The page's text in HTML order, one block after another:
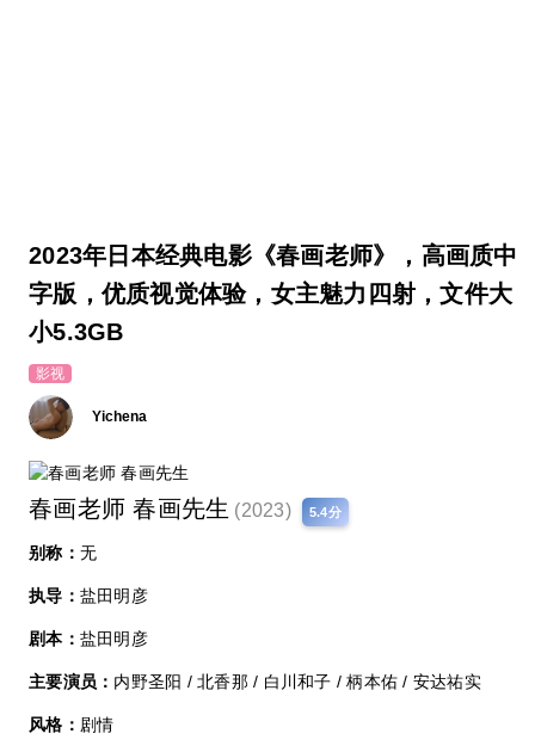
2023年日本经典电影《春画老师》，高画质中
字版，优质视觉体验，女主魅力四射，文件大
小5.3GB
影视
Yichena
春画老师 春画先生 (2023) 5.4分
别称： 无
执导： 盐田明彦
剧本： 盐田明彦
主要演员： 内野圣阳 / 北香那 / 白川和子 / 柄本佑 / 安达祐实
风格： 剧情